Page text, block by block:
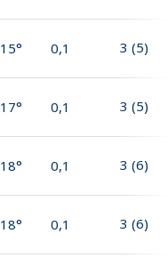
15° 0,1 3 (5)
17° 0,1 3 (5)
18° 0,1 3 (6)
18° 0,1 3 (6)